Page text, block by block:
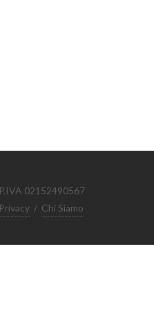
02152490567
Privacy / Chi Siamo